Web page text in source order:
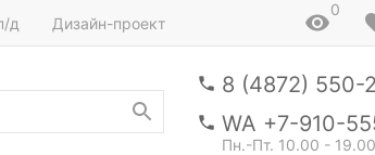
д Дизайн-проект
0
8 (4872) 550-
WA +7-910-
Пн.-Пт. 10.00 -